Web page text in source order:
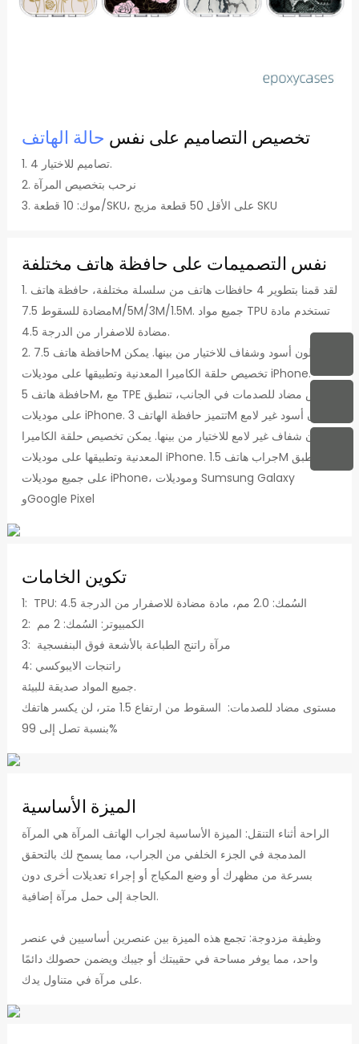
تخصيص التصاميم على نفس حالة الهاتف
1. 4 تصاميم للاختيار.
2. نرحب بتخصيص المرآة
3. موك: 10 قطعة/SKU، على الأقل 50 قطعة مزيج SKU
نفس التصميمات على حافظة هاتف مختلفة
1. لقد قمنا بتطوير 4 حافظات هاتف من سلسلة مختلفة، حافظة هاتف
مضادة للسقوط 7.5M/5M/3M/1.5M. جميع مواد TPU تستخدم مادة
مضادة للاصفرار من الدرجة 4.5.
2. حافظة هاتف 7.5M لها لون أسود وشفاف للاختيار من بينها. يمكن
تخصيص حلقة الكاميرا المعدنية وتطبيقها على موديلات iPhone.
حافظة هاتف 5M، مع TPE أبيض مضاد للصدمات في الجانب، تنطبق
على موديلات iPhone. تتميز حافظة الهاتف 3M بلون أسود غير لامع
ولون شفاف غير لامع للاختيار من بينها. يمكن تخصيص حلقة الكاميرا
المعدنية وتطبيقها على موديلات iPhone. جراب هاتف 1.5M مطبق
على جميع موديلات iPhone، وموديلات Sumsung Galaxy
وGoogle Pixel
تكوين الخامات
1: TPU: السُمك: 2.0 مم، مادة مضادة للاصفرار من الدرجة 4.5
2: الكمبيوتر: السُمك: 2 مم
3: مرآة راتنج الطباعة بالأشعة فوق البنفسجية
4: راتنجات الايبوكسي
جميع المواد صديقة للبيئة.
مستوى مضاد للصدمات: السقوط من ارتفاع 1.5 متر، لن يكسر هاتفك
بنسبة تصل إلى 99%
الميزة الأساسية
الراحة أثناء التنقل: الميزة الأساسية لجراب الهاتف المرآة هي المرآة
المدمجة في الجزء الخلفي من الجراب، مما يسمح لك بالتحقق
بسرعة من مظهرك أو وضع المكياج أو إجراء تعديلات أخرى دون
الحاجة إلى حمل مرآة إضافية.
وظيفة مزدوجة: تجمع هذه الميزة بين عنصرين أساسيين في عنصر
واحد، مما يوفر مساحة في حقيبتك أو جيبك ويضمن حصولك دائمًا
على مرآة في متناول يدك.